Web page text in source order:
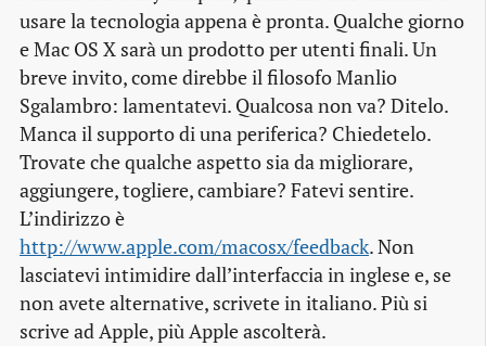
usare la tecnologia appena è pronta. Qualche giorno
e Mac OS X sarà un prodotto per utenti finali. Un
breve invito, come direbbe il filosofo Manlio
Sgalambro: lamentatevi. Qualcosa non va? Ditelo.
Manca il supporto di una periferica? Chiedetelo.
Trovate che qualche aspetto sia da migliorare,
aggiungere, togliere, cambiare? Fatevi sentire.
L’indirizzo è
http://www.apple.com/macosx/feedback. Non
lasciatevi intimidire dall’interfaccia in inglese e, se
non avete alternative, scrivete in italiano. Più si
scrive ad Apple, più Apple ascolterà.